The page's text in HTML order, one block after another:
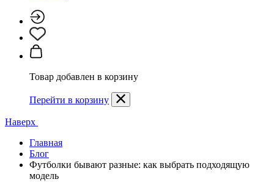
Товар добавлен в корзину
Перейти в корзину
Наверх
Главная
Блог
Футболки бывают разные: как выбрать подходящую
модель